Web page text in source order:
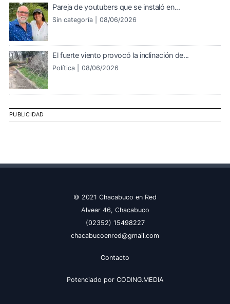
Pareja de youtubers que se instaló en...
Sin categoría | 08/06/2026
El fuerte viento provocó la inclinación de...
Política | 08/06/2026
PUBLICIDAD
© 2021 Chacabuco en Red
Alvear 46, Chacabuco
(02352) 15498227
chacabucoenred@gmail.com
Contacto
Potenciado por CODING.MEDIA